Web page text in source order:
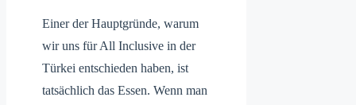
Einer der Hauptgründe, warum
wir uns für All Inclusive in der
Türkei entschieden haben, ist
tatsächlich das Essen. Wenn man